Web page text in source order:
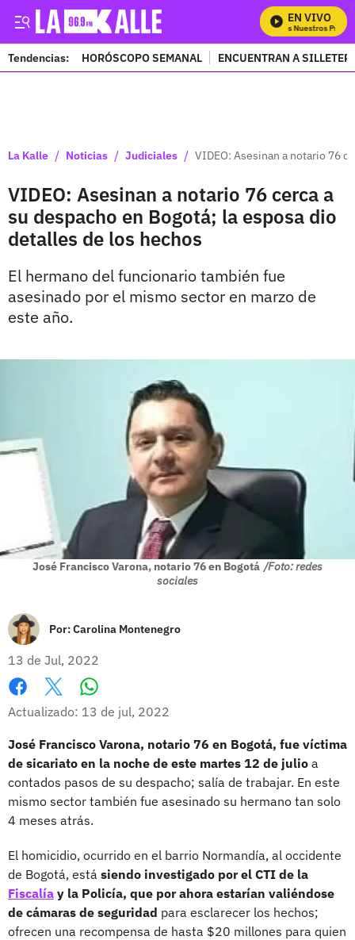
EN VIVO
Mira Todos Nuestros
Tendencias: HORÓSCOPO SEMANAL ENCUENTRAN A
La Kalle / Noticias / Judiciales / VIDEO: Asesinan a notario 76
VIDEO: Asesinan a notario 76 cerca a
su despacho en Bogotá; la esposa dio
detalles de los hechos
El hermano del funcionario también fue
asesinado por el mismo sector en marzo de
este año.
José Francisco Varona, notario 76 en Bogotá /Foto: redes
sociales
Por:Carolina Montenegro
13 de Jul, 2022
Facebook
X
Actualizado: 13 de jul, 2022
José Francisco Varona, notario 76 en Bogotá, fue víctima
de sicariato en la noche de este martes 12 de julio a
contados pasos de su despacho; salía de trabajar. En este
mismo sector también fue asesinado su hermano tan solo
4 meses atrás.
El homicidio, ocurrido en el barrio Normandía, al occidente
de Bogotá, está siendo investigado por el CTI de la
Fiscalía y la Policía, que por ahora estarían valiéndose
de cámaras de seguridad para esclarecer los hechos;
ofrecen una recompensa de hasta $20 millones para quien